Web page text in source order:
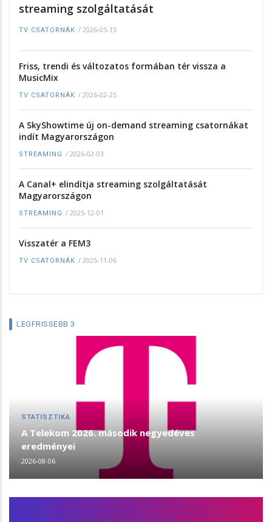
streaming szolgáltatását
TV CSATORNÁK / 2026-05-13
Friss, trendi és változatos formában tér vissza a
MusicMix
TV CSATORNÁK / 2026-02-25
A SkyShowtime új on-demand streaming csatornákat
indít Magyarországon
STREAMING / 2026-02-03
A Canal+ elindítja streaming szolgáltatását
Magyarországon
STREAMING / 2025-12-01
Visszatér a FEM3
TV CSATORNÁK / 2025-11-06
LEGFRISSEBB 3
STATISZTIKA
A Telekom 2026. második negyedéves
eredményei
2026-08-06